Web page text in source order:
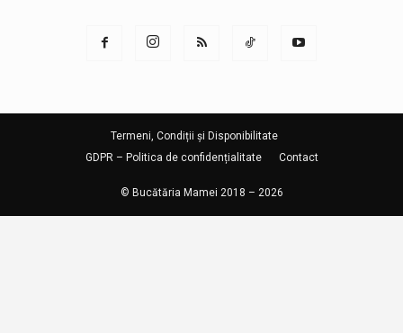
Termeni, Condiții și Disponibilitate
GDPR – Politica de confidențialitate
Contact
© Bucătăria Mamei 2018 – 2026